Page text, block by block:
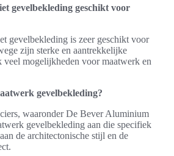
gevelbekleding geschikt voor
gevelbekleding is zeer geschikt voor
zijn sterke en aantrekkelijke
veel mogelijkheden voor maatwerk en
gevelbekleding?
waaronder De Bever Aluminium
gevelbekleding aan die specifiek
de architectonische stijl en de